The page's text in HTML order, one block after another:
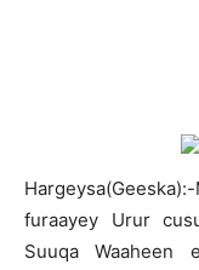
H
furaayey Urur
Suuqa Waaheen